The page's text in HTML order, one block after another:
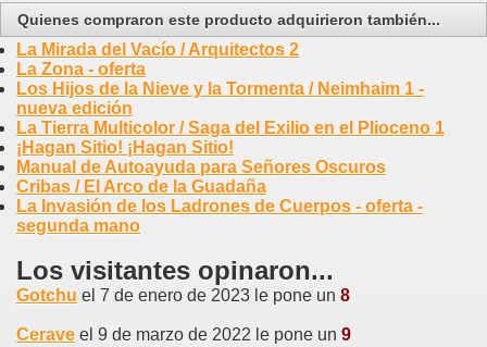
Quienes compraron este producto adquirieron también...
La Mirada del Vacío / Arquitectos 2
La Zona - oferta
Los Hijos de la Nieve y la Tormenta / Neimhaim 1 -
nueva edición
La Tierra Multicolor / Saga del Exilio en el Plioceno 1
¡Hagan Sitio! ¡Hagan Sitio!
Manual de Autoayuda para Señores Oscuros
Cribas / El Arco de la Guadaña
La Invasión de los Ladrones de Cuerpos - oferta -
segunda mano
Los visitantes opinaron...
Gotchu el 7 de enero de 2023 le pone un 8
Cerave el 9 de marzo de 2022 le pone un 9